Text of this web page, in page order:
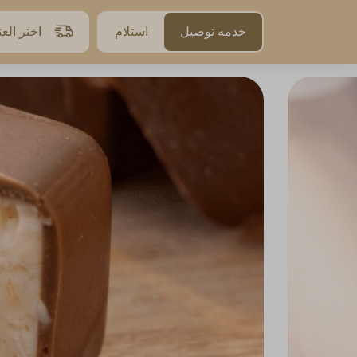
خدمه توصيل استلام اختر